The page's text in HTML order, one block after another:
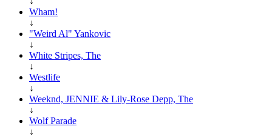
Wham!
↓
"Weird Al" Yankovic
↓
White Stripes, The
↓
Westlife
↓
Weeknd, JENNIE & Lily-Rose Depp, The
↓
Wolf Parade
↓